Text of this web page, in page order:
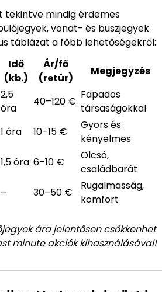
tekintve mindig érdemes
vonat- és buszjegyek
táblázat a főbb lehetőségekről:
Idő
(kb.)
Ár/fő
(retúr)
Megjegyzés
2,5
óra
40–120 €
Fapados
társaságokkal
1 óra 10–15 €
Gyors és
kényelmes
1,5 óra 6–10 €
Olcsó,
családbarát
– 30–50 €
Rugalmasság,
komfort
ára jelentősen csökkenhet
minute akciók kihasználásával!